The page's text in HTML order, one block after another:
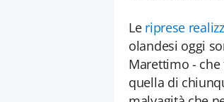
Le riprese
olandesi oggi
Marettimo -
quella di